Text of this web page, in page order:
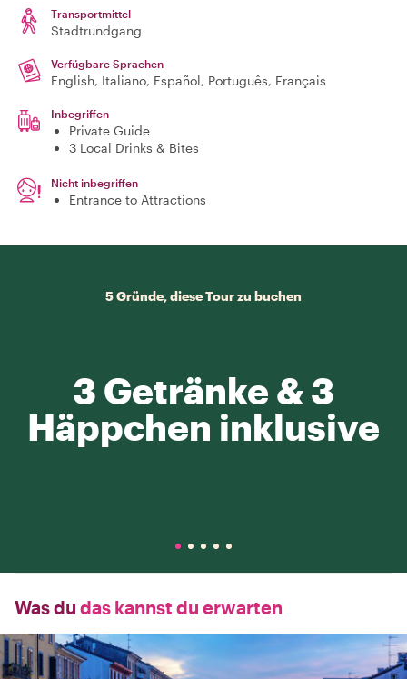
Transportmittel
Stadtrundgang
Verfügbare Sprachen
English, Italiano, Español, Português, Français
Inbegriffen
Private Guide
3 Local Drinks & Bites
Nicht inbegriffen
Entrance to Attractions
5 Gründe, diese Tour zu buchen
3 Getränke & 3
Häppchen inklusive
Was du das kannst du erwarten